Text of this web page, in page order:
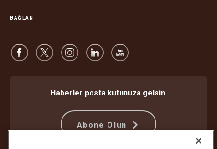
BAĞLAN
Haberler posta kutunuza gelsin.
Abone Olun